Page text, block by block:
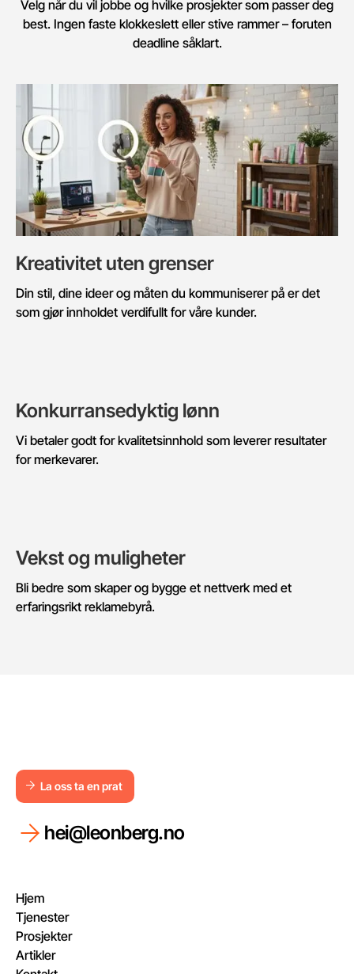
Velg når du vil jobbe og hvilke prosjekter som passer deg
best. Ingen faste klokkeslett eller stive rammer – foruten
deadline såklart.
Kreativitet uten grenser
Din stil, dine ideer og måten du kommuniserer på er det
som gjør innholdet verdifullt for våre kunder.
Konkurransedyktig lønn
Vi betaler godt for kvalitetsinnhold som leverer resultater
for merkevarer.
Vekst og muligheter
Bli bedre som skaper og bygge et nettverk med et
erfaringsrikt reklamebyrå.
La oss ta en prat
La oss ta en prat
hei@leonberg.no
Hjem
Tjenester
Prosjekter
Artikler